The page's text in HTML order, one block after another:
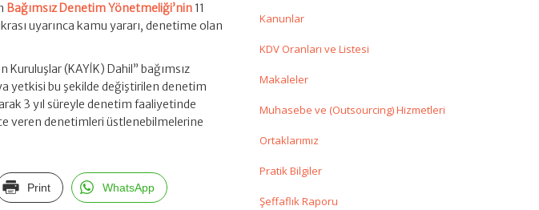
Bağımsız Denetim Yönetmeliği’nin 11
uyarınca kamu yararı, denetime olan
Kuruluşlar (KAYİK) Dahil” bağımsız
yetkisi bu şekilde değiştirilen denetim
3 yıl süreyle denetim faaliyetinde
veren denetimleri üstlenebilmelerine
Print WhatsApp
Kanunlar
KDV Oranları ve Listesi
Makaleler
Muhasebe ve (Outsourcing) Hizmetleri
Ortaklarımız
Pratik Bilgiler
Şeffaflık Raporu